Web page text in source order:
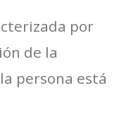
por
de la
persona está